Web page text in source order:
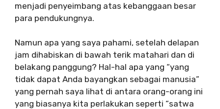
menjadi penyeimbang atas kebanggaan besar
para pendukungnya.
Namun apa yang saya pahami, setelah delapan
jam dihabiskan di bawah terik matahari dan di
belakang panggung? Hal-hal apa yang “yang
tidak dapat Anda bayangkan sebagai manusia”
yang pernah saya lihat di antara orang-orang ini
yang biasanya kita perlakukan seperti “satwa